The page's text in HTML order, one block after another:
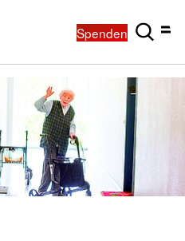
Spenden